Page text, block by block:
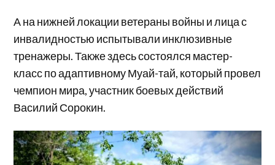
А на нижней локации ветераны войны и лица с
инвалидностью испытывали инклюзивные
тренажеры. Также здесь состоялся мастер-
класс по адаптивному Муай-тай, который провел
чемпион мира, участник боевых действий
Василий Сорокин.